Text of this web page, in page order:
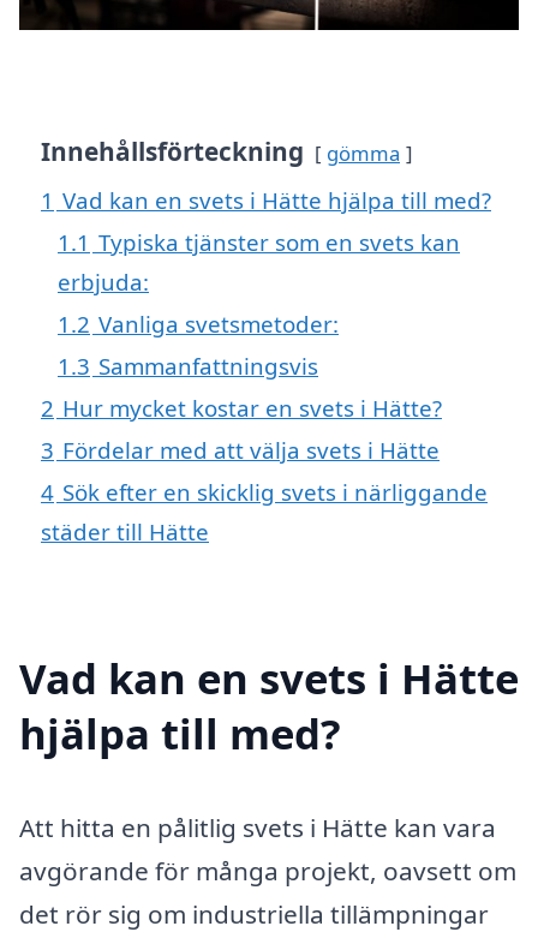
Innehållsförteckning gömma
1 Vad kan en svets i Hätte hjälpa till med?
1.1 Typiska tjänster som en svets kan
erbjuda:
1.2 Vanliga svetsmetoder:
1.3 Sammanfattningsvis
2 Hur mycket kostar en svets i Hätte?
3 Fördelar med att välja svets i Hätte
4 Sök efter en skicklig svets i närliggande
städer till Hätte
Vad kan en svets i Hätte
hjälpa till med?
Att hitta en pålitlig svets i Hätte kan vara
avgörande för många projekt, oavsett om
det rör sig om industriella tillämpningar